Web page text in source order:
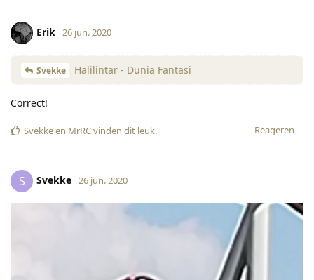
Erik 26 jun. 2020
Svekke Halilintar - Dunia Fantasi
Correct!
Reageren
Svekkeen MrRCvinden dit leuk.
S Svekke 26 jun. 2020